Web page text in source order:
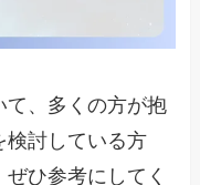
て、多くの方が抱
検討している方
ひ参考にしてく